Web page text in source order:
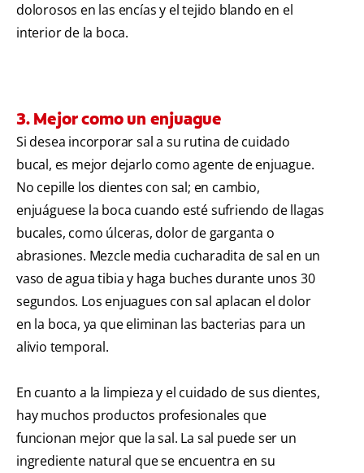
dolorosos en las encías y el tejido blando en el
interior de la boca.
3. Mejor como un enjuague
Si desea incorporar sal a su rutina de cuidado
bucal, es mejor dejarlo como agente de enjuague.
No cepille los dientes con sal; en cambio,
enjuáguese la boca cuando esté sufriendo de llagas
bucales, como úlceras, dolor de garganta o
abrasiones. Mezcle media cucharadita de sal en un
vaso de agua tibia y haga buches durante unos 30
segundos. Los enjuagues con sal aplacan el dolor
en la boca, ya que eliminan las bacterias para un
alivio temporal.
En cuanto a la limpieza y el cuidado de sus dientes,
hay muchos productos profesionales que
funcionan mejor que la sal. La sal puede ser un
ingrediente natural que se encuentra en su